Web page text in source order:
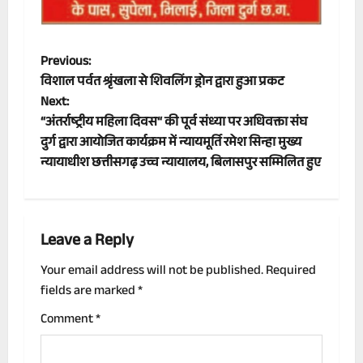
P
o
s
t
a
v
i
g
Previous:
विशाल पर्वत श्रृंखला से शिवलिंग ड्रोन द्वारा हुआ प्रकट
Next:
“अंतर्राष्ट्रीय महिला दिवस“ की पूर्व संध्या पर अधिवक्ता संघ
दुर्ग द्वारा आयोजित कार्यक्रम में न्यायमूर्ति रमेश सिन्हा मुख्य
न्यायाधीश छत्तीसगढ़ उच्च न्यायालय, बिलासपुर सम्मिलित हुए
Leave a Reply
Your email address will not be published.Required
fields are marked*
Comment*